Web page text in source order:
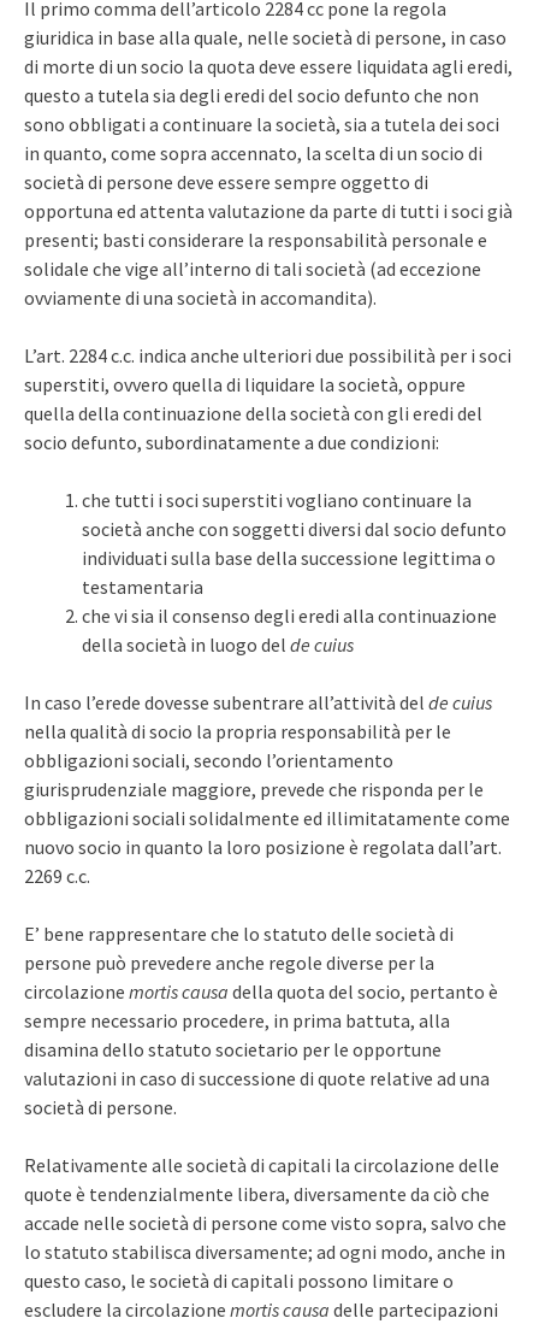
Il primo comma dell’articolo 2284 cc pone la regola
giuridica in base alla quale, nelle società di persone, in caso
di morte di un socio la quota deve essere liquidata agli eredi,
questo a tutela sia degli eredi del socio defunto che non
sono obbligati a continuare la società, sia a tutela dei soci
in quanto, come sopra accennato, la scelta di un socio di
società di persone deve essere sempre oggetto di
opportuna ed attenta valutazione da parte di tutti i soci già
presenti; basti considerare la responsabilità personale e
solidale che vige all’interno di tali società (ad eccezione
ovviamente di una società in accomandita).
L’art. 2284 c.c. indica anche ulteriori due possibilità per i soci
superstiti, ovvero quella di liquidare la società, oppure
quella della continuazione della società con gli eredi del
socio defunto, subordinatamente a due condizioni:
che tutti i soci superstiti vogliano continuare la
società anche con soggetti diversi dal socio defunto
individuati sulla base della successione legittima o
testamentaria
che vi sia il consenso degli eredi alla continuazione
della società in luogo del de cuius
In caso l’erede dovesse subentrare all’attività del de cuius
nella qualità di socio la propria responsabilità per le
obbligazioni sociali, secondo l’orientamento
giurisprudenziale maggiore, prevede che risponda per le
obbligazioni sociali solidalmente ed illimitatamente come
nuovo socio in quanto la loro posizione è regolata dall’art.
2269 c.c.
E’ bene rappresentare che lo statuto delle società di
persone può prevedere anche regole diverse per la
circolazione mortis causa della quota del socio, pertanto è
sempre necessario procedere, in prima battuta, alla
disamina dello statuto societario per le opportune
valutazioni in caso di successione di quote relative ad una
società di persone.
Relativamente alle società di capitali la circolazione delle
quote è tendenzialmente libera, diversamente da ciò che
accade nelle società di persone come visto sopra, salvo che
lo statuto stabilisca diversamente; ad ogni modo, anche in
questo caso, le società di capitali possono limitare o
escludere la circolazione mortis causa delle partecipazioni